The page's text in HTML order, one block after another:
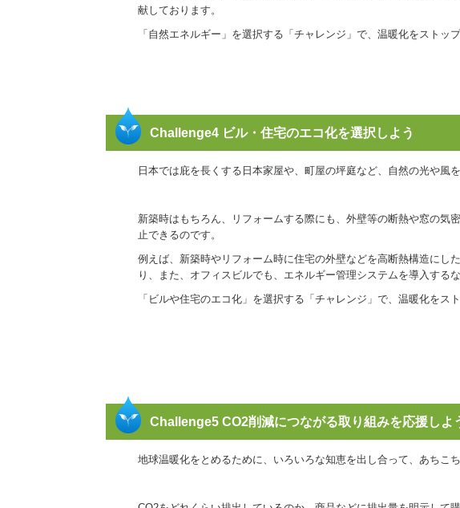
献しております。
「自然エネルギー」を選択する「チャレンジ」で、温暖化をストッ
Challenge4 ビル・住宅のエコ化を選択しよう
日本では庇を長くする日本家屋や、町屋の坪庭など、自然の光や風
新築時はもちろん、リフォームする際にも、外壁等の断熱や窓の気
止できるのです。
例えば、新築時やリフォーム時に住宅の外壁などを高断熱構造にし
り、また、オフィスビルでも、エネルギー管理システムを導入する
「ビルや住宅のエコ化」を選択する「チャレンジ」で、温暖化をス
Challenge5 CO2削減につながる取り組みを応援しよ
地球温暖化をとめるために、いろいろな知恵を出し合って、あちこ